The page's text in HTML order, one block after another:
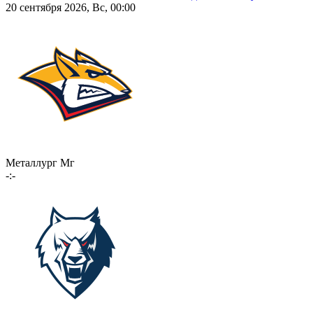
20 сентября 2026, Вс, 00:00
Металлург Мг
-:-